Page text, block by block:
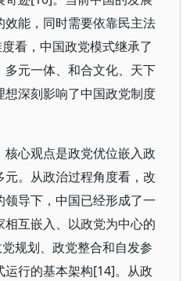
能，同时需要依靠民主法
看，中国政党模式继承了
元一体、和合文化、天下
深刻影响了中国政党制度
心观点是政党优位嵌入政
。从政治过程角度看，改
导下，中国已经形成了一
互嵌入、以政党为中心的
规划、政党整合和自发参
行的基本架构[14]。从政